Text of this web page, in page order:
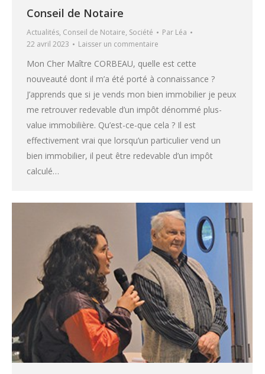
Conseil de Notaire
Actualités, Conseil de Notaire, Société Par Léa
22 avril 2023
Laisser un commentaire
Mon Cher Maître CORBEAU, quelle est cette
nouveauté dont il m’a été porté à connaissance ?
J’apprends que si je vends mon bien immobilier je peux
me retrouver redevable d’un impôt dénommé plus-
value immobilière. Qu’est-ce-que cela ? Il est
effectivement vrai que lorsqu’un particulier vend un
bien immobilier, il peut être redevable d’un impôt
calculé…